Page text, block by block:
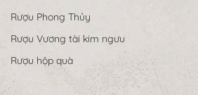
Rượu Phong Thủy
Rượu Vương tài kim ngưu
Rượu hộp quà